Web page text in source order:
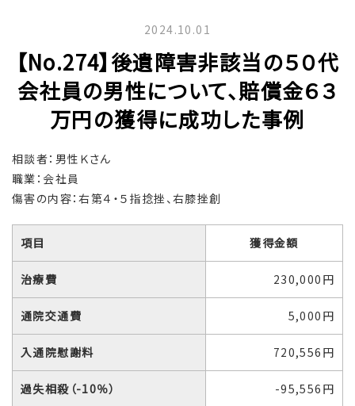
2024.10.01
【No.274】後遺障害非該当の５０代
会社員の男性について、賠償金６３
万円の獲得に成功した事例
相談者：男性Ｋさん
職業：会社員
傷害の内容：右第４・５指捻挫、右膝挫創
項目 獲得金額
治療費 230,000円
通院交通費 5,000円
入通院慰謝料 720,556円
過失相殺（-10％） -95,556円